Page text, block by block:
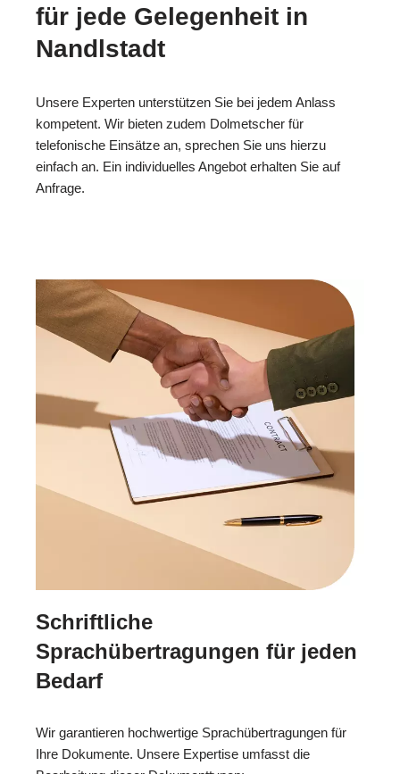
für jede Gelegenheit in
Nandlstadt
Unsere Experten unterstützen Sie bei jedem Anlass
kompetent. Wir bieten zudem Dolmetscher für
telefonische Einsätze an, sprechen Sie uns hierzu
einfach an. Ein individuelles Angebot erhalten Sie auf
Anfrage.
Schriftliche
Sprachübertragungen für jeden
Bedarf
Wir garantieren hochwertige Sprachübertragungen für
Ihre Dokumente. Unsere Expertise umfasst die